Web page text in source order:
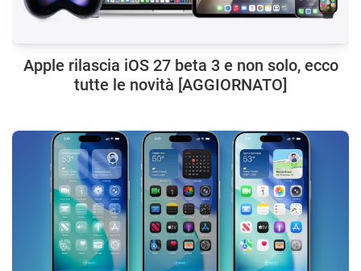
Apple rilascia iOS 27 beta 3 e non solo, ecco
tutte le novità [AGGIORNATO]